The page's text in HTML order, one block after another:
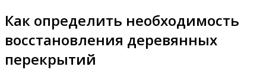
Как определить необходимость
восстановления деревянных
перекрытий